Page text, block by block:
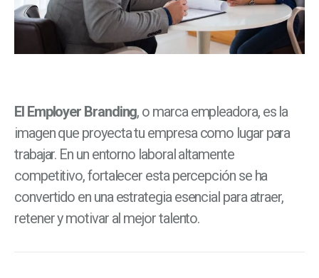
El Employer Branding, o marca empleadora, es la
imagen que proyecta tu empresa como lugar para
trabajar. En un entorno laboral altamente
competitivo, fortalecer esta percepción se ha
convertido en una estrategia esencial para atraer,
retener y motivar al mejor talento.